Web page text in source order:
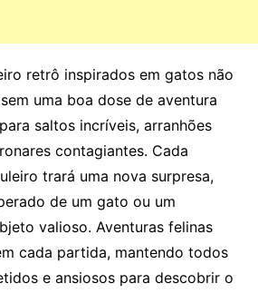
retrô inspirados em gatos não
uma boa dose de aventura
saltos incríveis, arranhões
contagiantes. Cada
trará uma nova surpresa,
de um gato ou um
valioso. Aventuras felinas
cada partida, mantendo todos
e ansiosos para descobrir o